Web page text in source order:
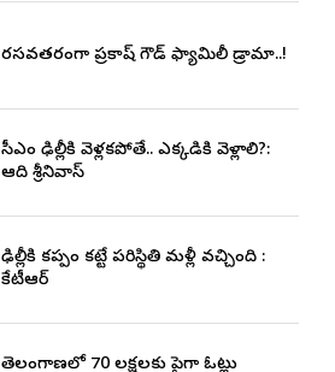
రసవత్తరంగా ప్రకాష్ గౌడ్ ఫ్యామిలీ డ్రామా..!
సీఎం ఢిల్లీకి వెళ్లకపోతే.. ఎక్కడికి వెళ్లాలి?:
ఆది శ్రీనివాస్
ఢిల్లీకి కప్పం కట్టే పరిస్థితి మళ్లీ వచ్చింది :
కేటీఆర్
తెలంగాణలో 70 లక్షలకు పైగా ఓట్లు